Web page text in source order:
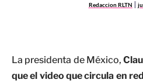
Redaccion RLTN
La presidenta de México,
que el video que circula en